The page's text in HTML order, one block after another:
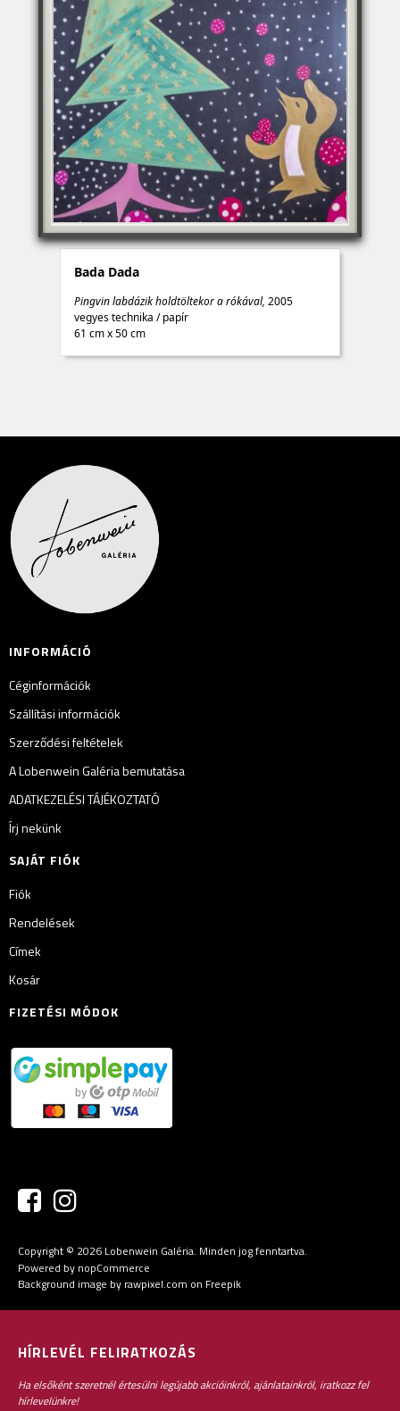
Bada Dada
Pingvin labdázik holdtöltekor a rókával,2005
vegyes technika/papír
61 cm x 50 cm
INFORMÁCIÓ
Céginformációk
Szállítási információk
Szerződési feltételek
A Lobenwein Galéria bemutatása
ADATKEZELÉSI TÁJÉKOZTATÓ
Írj nekünk
SAJÁT FIÓK
Fiók
Rendelések
Címek
Kosár
FIZETÉSI MÓDOK
Copyright © 2026 Lobenwein Galéria. Minden jog fenntartva.
Powered by nopCommerce
Background image by rawpixel.com on Freepik
HÍRLEVÉL FELIRATKOZÁS
Ha elsőként szeretnél értesülni legújabb akcióinkról, ajánlatainkról, iratkozz fel
hírlevelünkre!